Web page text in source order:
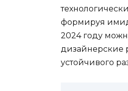
формируя
2024 году
дизайнерские
устойчивого